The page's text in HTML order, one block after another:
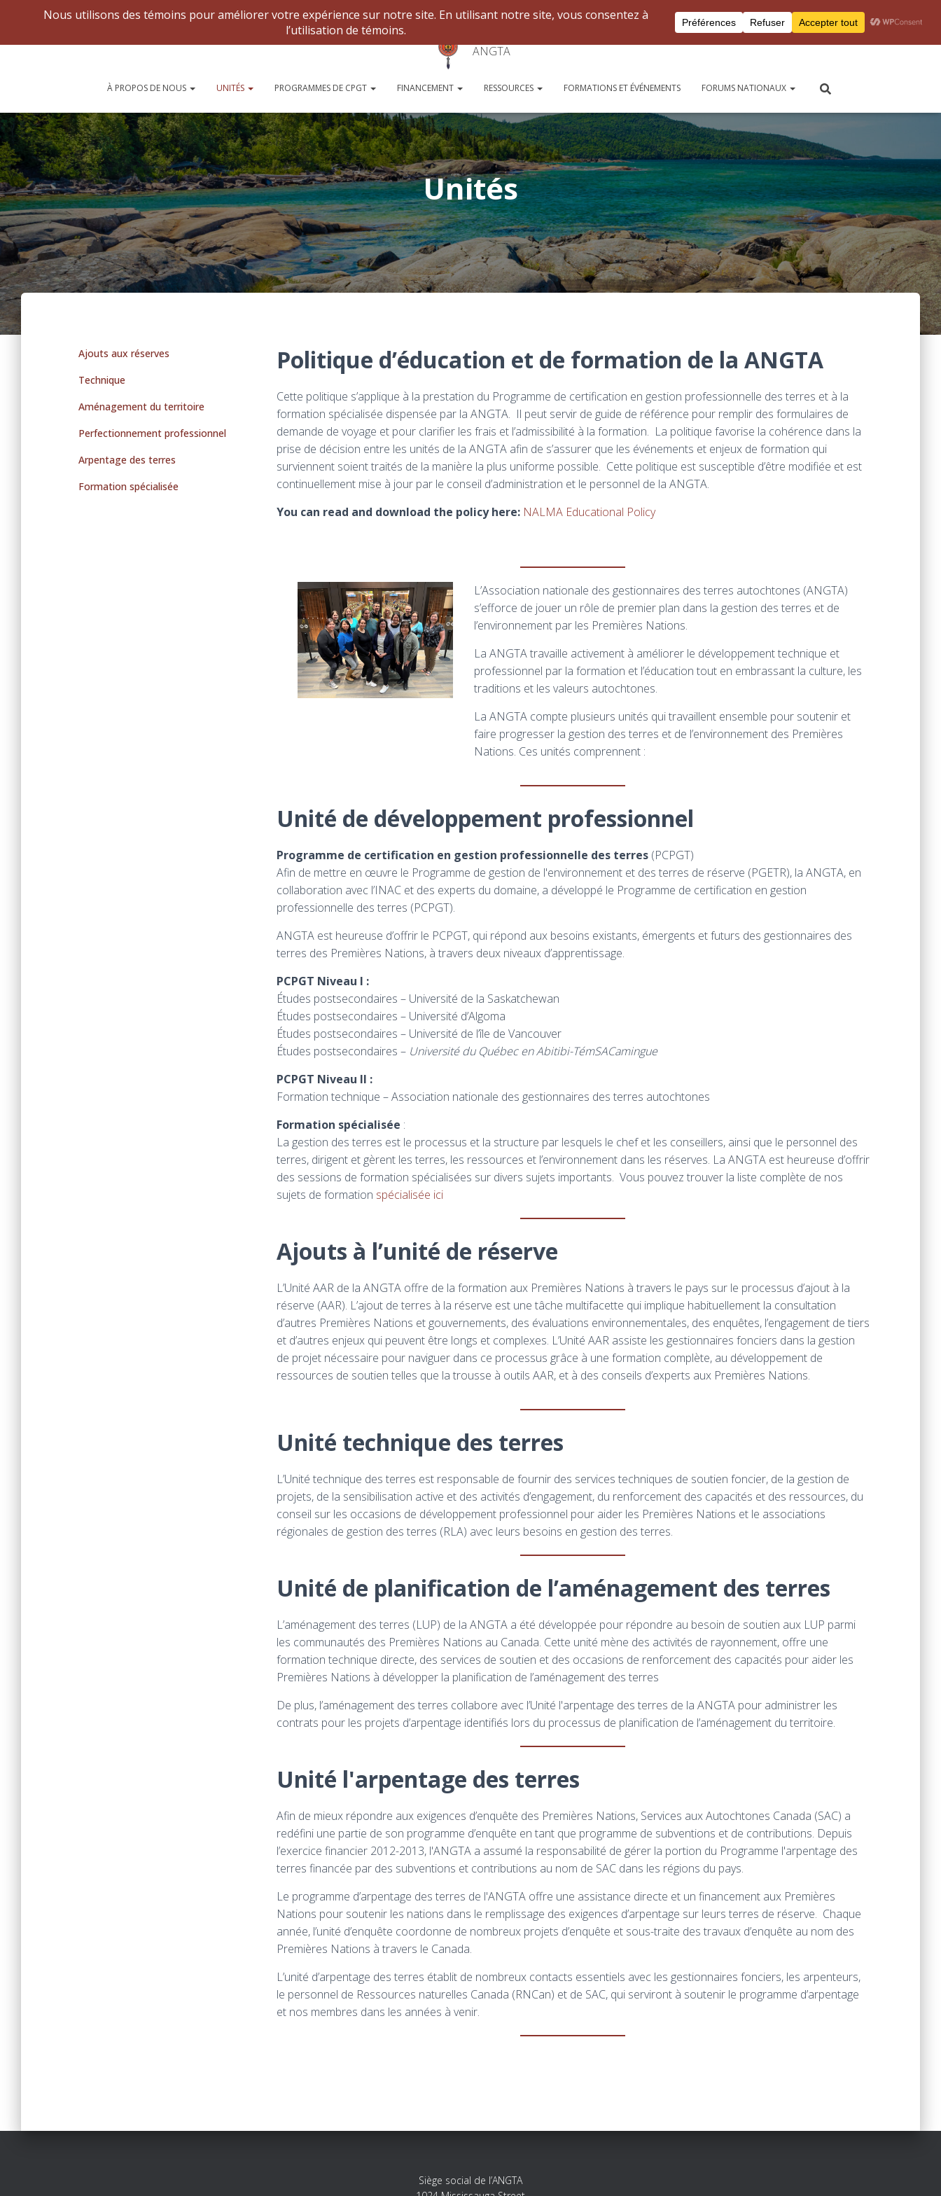
Connexion à Peersite Pour nous joindre
Forums nationaux
ANGTA
À PROPOS DE NOUS UNITÉS PROGRAMMES DE CPGT FINANCEMENT RESSOURCES FORMATIONS ET ÉVÉNEMENTS FORUMS NATIONAUX
Unités
Ajouts aux réserves
Technique
Aménagement du territoire
Perfectionnement professionnel
Arpentage des terres
Formation spécialisée
Politique d’éducation et de formation de la ANGTA
Cette politique s’applique à la prestation du Programme de certification en gestion professionnelle des terres et à la
formation spécialisée dispensée par la ANGTA. Il peut servir de guide de référence pour remplir des formulaires de
demande de voyage et pour clarifier les frais et l’admissibilité à la formation. La politique favorise la cohérence dans la
prise de décision entre les unités de la ANGTA afin de s’assurer que les événements et enjeux de formation qui
surviennent soient traités de la manière la plus uniforme possible. Cette politique est susceptible d’être modifiée et est
continuellement mise à jour par le conseil d’administration et le personnel de la ANGTA.
You can read and download the policy here: NALMA Educational Policy
L’Association nationale des gestionnaires des terres autochtones (ANGTA)
s’efforce de jouer un rôle de premier plan dans la gestion des terres et de
l’environnement par les Premières Nations.
La ANGTA travaille activement à améliorer le développement technique et
professionnel par la formation et l’éducation tout en embrassant la culture, les
traditions et les valeurs autochtones.
La ANGTA compte plusieurs unités qui travaillent ensemble pour soutenir et
faire progresser la gestion des terres et de l’environnement des Premières
Nations. Ces unités comprennent :
Unité de développement professionnel
Programme de certification en gestion professionnelle des terres (PCPGT)
Afin de mettre en œuvre le Programme de gestion de l'environnement et des terres de réserve (PGETR), la ANGTA, en
collaboration avec l’INAC et des experts du domaine, a développé le Programme de certification en gestion
professionnelle des terres (PCPGT).
ANGTA est heureuse d’offrir le PCPGT, qui répond aux besoins existants, émergents et futurs des gestionnaires des
terres des Premières Nations, à travers deux niveaux d’apprentissage.
PCPGT Niveau I :
Études postsecondaires – Université de la Saskatchewan
Études postsecondaires – Université d’Algoma
Études postsecondaires – Université de l’île de Vancouver
Études postsecondaires – Université du Québec en Abitibi-TémSACamingue
PCPGT Niveau II :
Formation technique – Association nationale des gestionnaires des terres autochtones
Formation spécialisée :
La gestion des terres est le processus et la structure par lesquels le chef et les conseillers, ainsi que le personnel des
terres, dirigent et gèrent les terres, les ressources et l’environnement dans les réserves. La ANGTA est heureuse d’offrir
des sessions de formation spécialisées sur divers sujets importants. Vous pouvez trouver la liste complète de nos
sujets de formation spécialisée ici
Ajouts à l’unité de réserve
L’Unité AAR de la ANGTA offre de la formation aux Premières Nations à travers le pays sur le processus d’ajout à la
réserve (AAR). L’ajout de terres à la réserve est une tâche multifacette qui implique habituellement la consultation
d’autres Premières Nations et gouvernements, des évaluations environnementales, des enquêtes, l’engagement de tiers
et d’autres enjeux qui peuvent être longs et complexes. L’Unité AAR assiste les gestionnaires fonciers dans la gestion
de projet nécessaire pour naviguer dans ce processus grâce à une formation complète, au développement de
ressources de soutien telles que la trousse à outils AAR, et à des conseils d’experts aux Premières Nations.
Unité technique des terres
L’Unité technique des terres est responsable de fournir des services techniques de soutien foncier, de la gestion de
projets, de la sensibilisation active et des activités d’engagement, du renforcement des capacités et des ressources, du
conseil sur les occasions de développement professionnel pour aider les Premières Nations et le associations
régionales de gestion des terres (RLA) avec leurs besoins en gestion des terres.
Unité de planification de l’aménagement des terres
L’aménagement des terres (LUP) de la ANGTA a été développée pour répondre au besoin de soutien aux LUP parmi
les communautés des Premières Nations au Canada. Cette unité mène des activités de rayonnement, offre une
formation technique directe, des services de soutien et des occasions de renforcement des capacités pour aider les
Premières Nations à développer la planification de l’aménagement des terres
De plus, l’aménagement des terres collabore avec l’Unité l'arpentage des terres de la ANGTA pour administrer les
contrats pour les projets d’arpentage identifiés lors du processus de planification de l’aménagement du territoire.
Unité l'arpentage des terres
Afin de mieux répondre aux exigences d’enquête des Premières Nations, Services aux Autochtones Canada (SAC) a
redéfini une partie de son programme d’enquête en tant que programme de subventions et de contributions. Depuis
l’exercice financier 2012-2013, l'ANGTA a assumé la responsabilité de gérer la portion du Programme l'arpentage des
terres financée par des subventions et contributions au nom de SAC dans les régions du pays.
Le programme d’arpentage des terres de l'ANGTA offre une assistance directe et un financement aux Premières
Nations pour soutenir les nations dans le remplissage des exigences d’arpentage sur leurs terres de réserve. Chaque
année, l’unité d’enquête coordonne de nombreux projets d’enquête et sous-traite des travaux d’enquête au nom des
Premières Nations à travers le Canada.
L’unité d’arpentage des terres établit de nombreux contacts essentiels avec les gestionnaires fonciers, les arpenteurs,
le personnel de Ressources naturelles Canada (RNCan) et de SAC, qui serviront à soutenir le programme d’arpentage
et nos membres dans les années à venir.
Siège social de l’ANGTA